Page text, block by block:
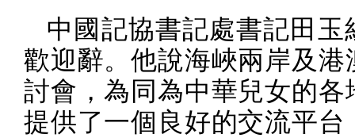
中國記協書記處書記田玉
歡迎辭。他說海峽兩岸及港
討會，為同為中華兒女的各
提供了一個良好的交流平台